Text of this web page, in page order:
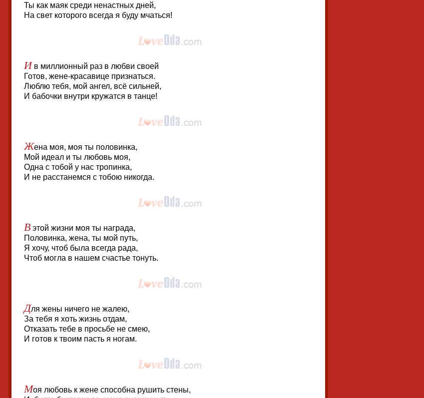
Ты как маяк среди ненастных дней,
На свет которого всегда я буду мчаться!
И в миллионный раз в любви своей
Готов, жене-красавице признаться.
Люблю тебя, мой ангел, всё сильней,
И бабочки внутри кружатся в танце!
Жена моя, моя ты половинка,
Мой идеал и ты любовь моя,
Одна с тобой у нас тропинка,
И не расстанемся с тобою никогда.
В этой жизни моя ты награда,
Половинка, жена, ты мой путь,
Я хочу, чтоб была всегда рада,
Чтоб могла в нашем счастье тонуть.
Для жены ничего не жалею,
За тебя я хоть жизнь отдам,
Отказать тебе в просьбе не смею,
И готов к твоим пасть я ногам.
Моя любовь к жене способна рушить стены,